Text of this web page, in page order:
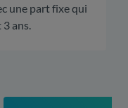
une part fixe qui
ans.